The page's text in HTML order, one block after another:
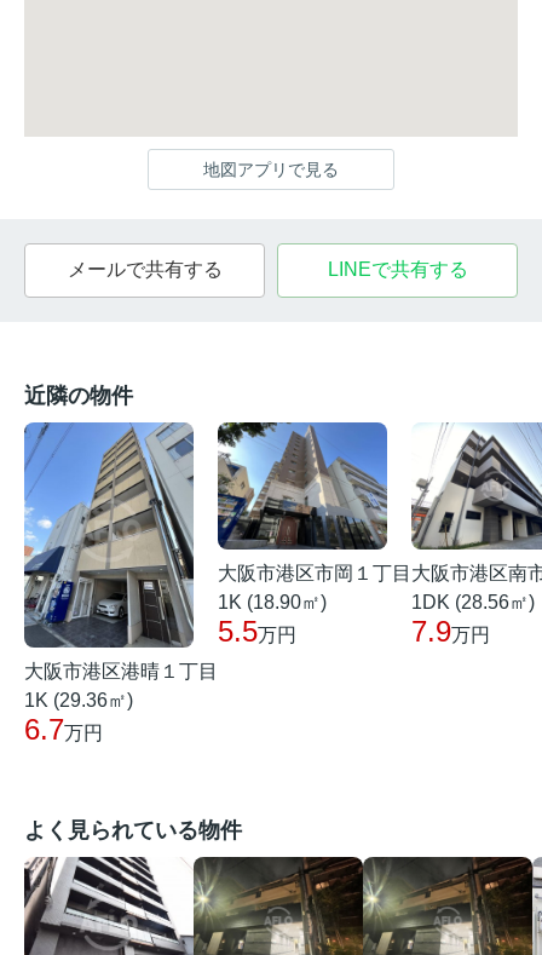
地図アプリで見る
メールで共有する LINEで共有する
近隣の物件
大阪市港区港晴１丁目
1K (29.36㎡)
6.7万円
大阪市港区市岡１丁目
1K (18.90㎡)
5.5万円
大阪市港区南
1DK (28.56㎡)
7.9万円
よく見られている物件